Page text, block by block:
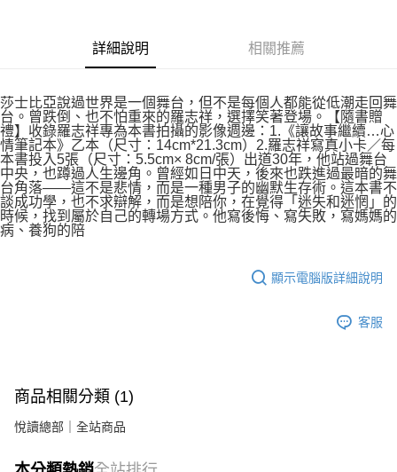
詳細說明 相關推薦
莎士比亞說過世界是一個舞台，但不是每個人都能從低潮走回舞
台。曾跌倒、也不怕重來的羅志祥，選擇笑著登場。【隨書贈
禮】收錄羅志祥專為本書拍攝的影像週邊：1.《讓故事繼續…心
情筆記本》乙本（尺寸：14cm*21.3cm）2.羅志祥寫真小卡／每
本書投入5張（尺寸：5.5cm× 8cm/張）出道30年，他站過舞台
中央，也蹲過人生邊角。曾經如日中天，後來也跌進過最暗的舞
台角落——這不是悲情，而是一種男子的幽默生存術。這本書不
談成功學，也不求辯解，而是想陪你，在覺得「迷失和迷惘」的
時候，找到屬於自己的轉場方式。他寫後悔、寫失敗，寫媽媽的
病、養狗的陪
顯示電腦版詳細說明
客服
商品相關分類 (1)
悅讀總部｜全站商品